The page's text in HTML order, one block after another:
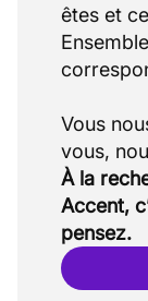
êtes et
Vous
À la
Accent,
pensez.